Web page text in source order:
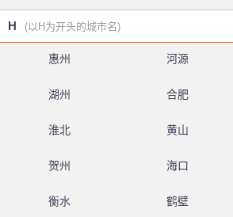
H (以H为开头的城市名)
惠州 河源
湖州 合肥
淮北 黄山
贺州 海口
衡水 鹤壁